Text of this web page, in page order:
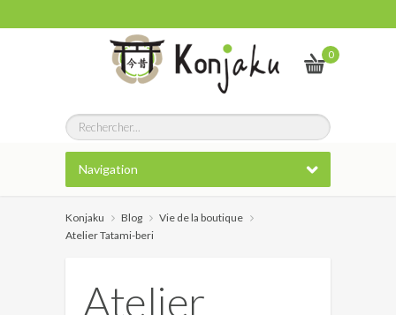
0
Navigation
Konjaku Blog
Vie de la boutique
Atelier Tatami-beri
Atelier